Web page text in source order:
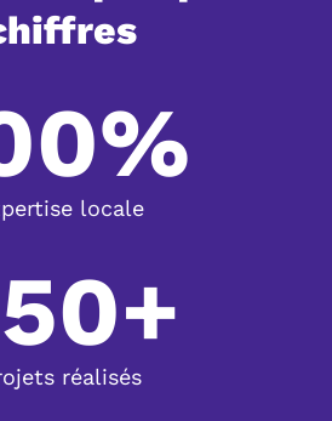
locale
réalisés